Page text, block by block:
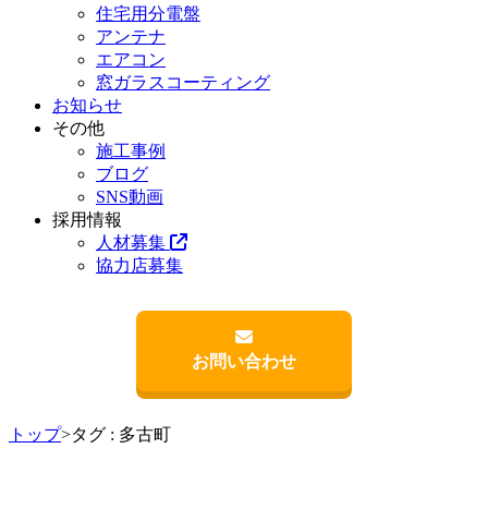
住宅用分電盤
アンテナ
エアコン
窓ガラスコーティング
お知らせ
その他
施工事例
ブログ
SNS動画
採用情報
人材募集
協力店募集
お問い合わせ
トップ>タグ : 多古町